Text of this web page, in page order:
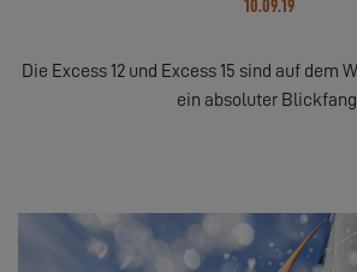
10.09.19
Die Excess 12 und Excess 15 sind auf dem
ein absoluter